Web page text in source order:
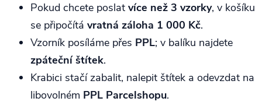
Pokud chcete poslat více než 3 vzorky, v košíku
se připočítá vratná záloha 1 000 Kč.
Vzorník posíláme přes PPL; v balíku najdete
zpáteční štítek.
Krabici stačí zabalit, nalepit štítek a odevzdat na
libovolném PPL Parcelshopu.